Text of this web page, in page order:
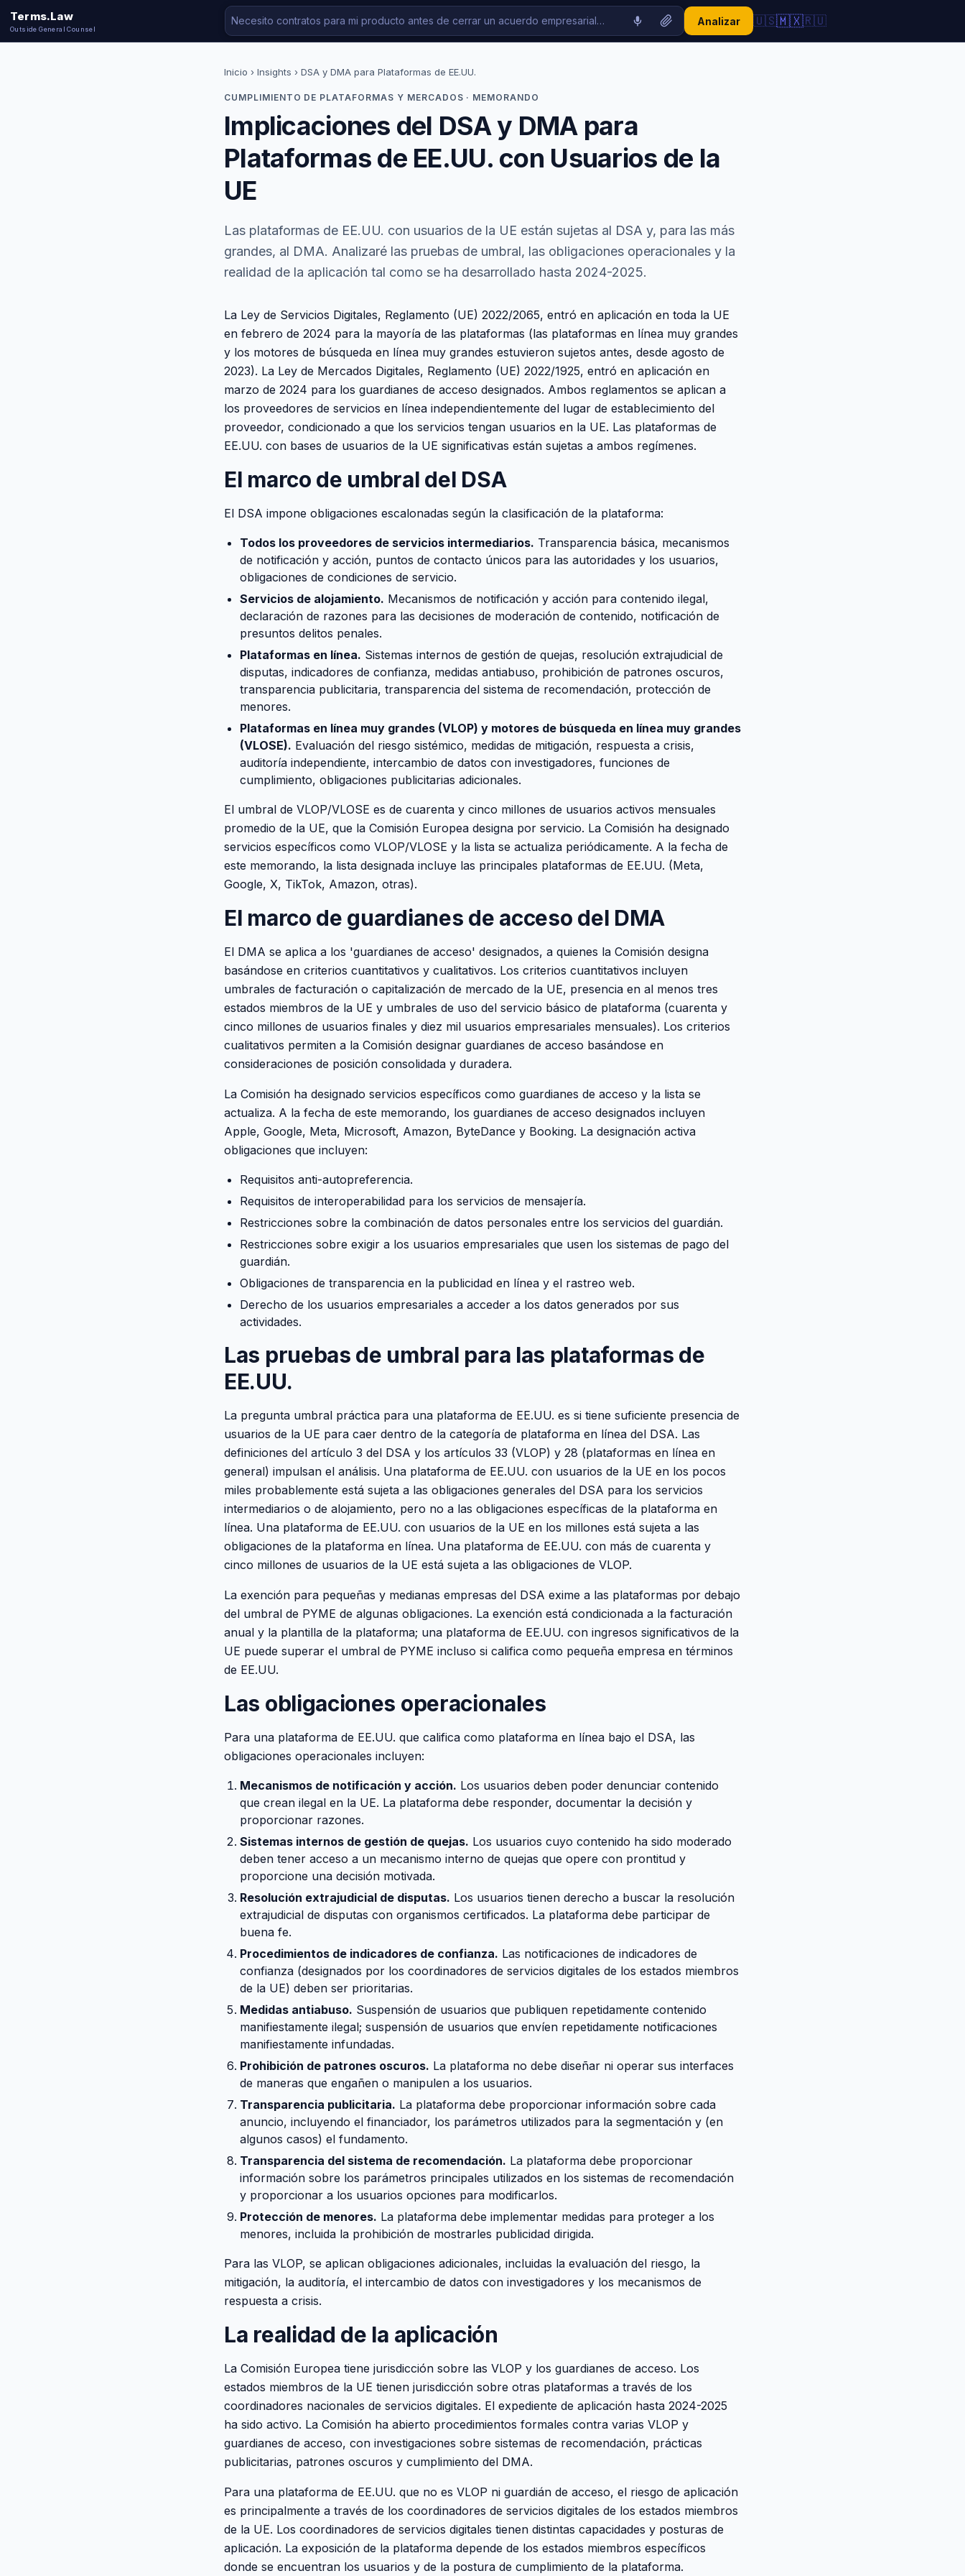
Terms.Law
Outside General Counsel
🇺🇸🇲🇽🇷🇺
Analizar
Inicio › Insights › DSA y DMA para Plataformas de EE.UU.
CUMPLIMIENTO DE PLATAFORMAS Y MERCADOS · MEMORANDO
Implicaciones del DSA y DMA para
Plataformas de EE.UU. con Usuarios de la
UE
Las plataformas de EE.UU. con usuarios de la UE están sujetas al DSA y, para las más
grandes, al DMA. Analizaré las pruebas de umbral, las obligaciones operacionales y la
realidad de la aplicación tal como se ha desarrollado hasta 2024-2025.
La Ley de Servicios Digitales, Reglamento (UE) 2022/2065, entró en aplicación en toda la UE
en febrero de 2024 para la mayoría de las plataformas (las plataformas en línea muy grandes
y los motores de búsqueda en línea muy grandes estuvieron sujetos antes, desde agosto de
2023). La Ley de Mercados Digitales, Reglamento (UE) 2022/1925, entró en aplicación en
marzo de 2024 para los guardianes de acceso designados. Ambos reglamentos se aplican a
los proveedores de servicios en línea independientemente del lugar de establecimiento del
proveedor, condicionado a que los servicios tengan usuarios en la UE. Las plataformas de
EE.UU. con bases de usuarios de la UE significativas están sujetas a ambos regímenes.
El marco de umbral del DSA
El DSA impone obligaciones escalonadas según la clasificación de la plataforma:
Todos los proveedores de servicios intermediarios. Transparencia básica, mecanismos
de notificación y acción, puntos de contacto únicos para las autoridades y los usuarios,
obligaciones de condiciones de servicio.
Servicios de alojamiento. Mecanismos de notificación y acción para contenido ilegal,
declaración de razones para las decisiones de moderación de contenido, notificación de
presuntos delitos penales.
Plataformas en línea. Sistemas internos de gestión de quejas, resolución extrajudicial de
disputas, indicadores de confianza, medidas antiabuso, prohibición de patrones oscuros,
transparencia publicitaria, transparencia del sistema de recomendación, protección de
menores.
Plataformas en línea muy grandes (VLOP) y motores de búsqueda en línea muy grandes
(VLOSE). Evaluación del riesgo sistémico, medidas de mitigación, respuesta a crisis,
auditoría independiente, intercambio de datos con investigadores, funciones de
cumplimiento, obligaciones publicitarias adicionales.
El umbral de VLOP/VLOSE es de cuarenta y cinco millones de usuarios activos mensuales
promedio de la UE, que la Comisión Europea designa por servicio. La Comisión ha designado
servicios específicos como VLOP/VLOSE y la lista se actualiza periódicamente. A la fecha de
este memorando, la lista designada incluye las principales plataformas de EE.UU. (Meta,
Google, X, TikTok, Amazon, otras).
El marco de guardianes de acceso del DMA
El DMA se aplica a los 'guardianes de acceso' designados, a quienes la Comisión designa
basándose en criterios cuantitativos y cualitativos. Los criterios cuantitativos incluyen
umbrales de facturación o capitalización de mercado de la UE, presencia en al menos tres
estados miembros de la UE y umbrales de uso del servicio básico de plataforma (cuarenta y
cinco millones de usuarios finales y diez mil usuarios empresariales mensuales). Los criterios
cualitativos permiten a la Comisión designar guardianes de acceso basándose en
consideraciones de posición consolidada y duradera.
La Comisión ha designado servicios específicos como guardianes de acceso y la lista se
actualiza. A la fecha de este memorando, los guardianes de acceso designados incluyen
Apple, Google, Meta, Microsoft, Amazon, ByteDance y Booking. La designación activa
obligaciones que incluyen:
Requisitos anti-autopreferencia.
Requisitos de interoperabilidad para los servicios de mensajería.
Restricciones sobre la combinación de datos personales entre los servicios del guardián.
Restricciones sobre exigir a los usuarios empresariales que usen los sistemas de pago del
guardián.
Obligaciones de transparencia en la publicidad en línea y el rastreo web.
Derecho de los usuarios empresariales a acceder a los datos generados por sus
actividades.
Las pruebas de umbral para las plataformas de
EE.UU.
La pregunta umbral práctica para una plataforma de EE.UU. es si tiene suficiente presencia de
usuarios de la UE para caer dentro de la categoría de plataforma en línea del DSA. Las
definiciones del artículo 3 del DSA y los artículos 33 (VLOP) y 28 (plataformas en línea en
general) impulsan el análisis. Una plataforma de EE.UU. con usuarios de la UE en los pocos
miles probablemente está sujeta a las obligaciones generales del DSA para los servicios
intermediarios o de alojamiento, pero no a las obligaciones específicas de la plataforma en
línea. Una plataforma de EE.UU. con usuarios de la UE en los millones está sujeta a las
obligaciones de la plataforma en línea. Una plataforma de EE.UU. con más de cuarenta y
cinco millones de usuarios de la UE está sujeta a las obligaciones de VLOP.
La exención para pequeñas y medianas empresas del DSA exime a las plataformas por debajo
del umbral de PYME de algunas obligaciones. La exención está condicionada a la facturación
anual y la plantilla de la plataforma; una plataforma de EE.UU. con ingresos significativos de la
UE puede superar el umbral de PYME incluso si califica como pequeña empresa en términos
de EE.UU.
Las obligaciones operacionales
Para una plataforma de EE.UU. que califica como plataforma en línea bajo el DSA, las
obligaciones operacionales incluyen:
Mecanismos de notificación y acción. Los usuarios deben poder denunciar contenido
que crean ilegal en la UE. La plataforma debe responder, documentar la decisión y
proporcionar razones.
Sistemas internos de gestión de quejas. Los usuarios cuyo contenido ha sido moderado
deben tener acceso a un mecanismo interno de quejas que opere con prontitud y
proporcione una decisión motivada.
Resolución extrajudicial de disputas. Los usuarios tienen derecho a buscar la resolución
extrajudicial de disputas con organismos certificados. La plataforma debe participar de
buena fe.
Procedimientos de indicadores de confianza. Las notificaciones de indicadores de
confianza (designados por los coordinadores de servicios digitales de los estados miembros
de la UE) deben ser prioritarias.
Medidas antiabuso. Suspensión de usuarios que publiquen repetidamente contenido
manifiestamente ilegal; suspensión de usuarios que envíen repetidamente notificaciones
manifiestamente infundadas.
Prohibición de patrones oscuros. La plataforma no debe diseñar ni operar sus interfaces
de maneras que engañen o manipulen a los usuarios.
Transparencia publicitaria. La plataforma debe proporcionar información sobre cada
anuncio, incluyendo el financiador, los parámetros utilizados para la segmentación y (en
algunos casos) el fundamento.
Transparencia del sistema de recomendación. La plataforma debe proporcionar
información sobre los parámetros principales utilizados en los sistemas de recomendación
y proporcionar a los usuarios opciones para modificarlos.
Protección de menores. La plataforma debe implementar medidas para proteger a los
menores, incluida la prohibición de mostrarles publicidad dirigida.
Para las VLOP, se aplican obligaciones adicionales, incluidas la evaluación del riesgo, la
mitigación, la auditoría, el intercambio de datos con investigadores y los mecanismos de
respuesta a crisis.
La realidad de la aplicación
La Comisión Europea tiene jurisdicción sobre las VLOP y los guardianes de acceso. Los
estados miembros de la UE tienen jurisdicción sobre otras plataformas a través de los
coordinadores nacionales de servicios digitales. El expediente de aplicación hasta 2024-2025
ha sido activo. La Comisión ha abierto procedimientos formales contra varias VLOP y
guardianes de acceso, con investigaciones sobre sistemas de recomendación, prácticas
publicitarias, patrones oscuros y cumplimiento del DMA.
Para una plataforma de EE.UU. que no es VLOP ni guardián de acceso, el riesgo de aplicación
es principalmente a través de los coordinadores de servicios digitales de los estados miembros
de la UE. Los coordinadores de servicios digitales tienen distintas capacidades y posturas de
aplicación. La exposición de la plataforma depende de los estados miembros específicos
donde se encuentran los usuarios y de la postura de cumplimiento de la plataforma.